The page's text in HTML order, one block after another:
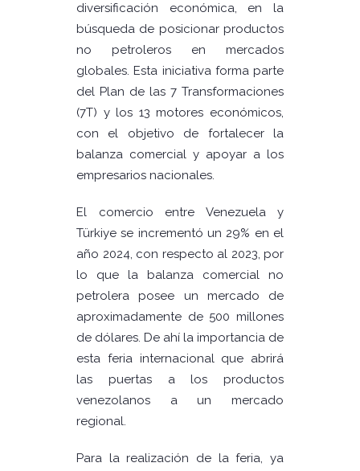
diversificación económica, en la
búsqueda de posicionar productos
no petroleros en mercados
globales. Esta iniciativa forma parte
del Plan de las 7 Transformaciones
(7T) y los 13 motores económicos,
con el objetivo de fortalecer la
balanza comercial y apoyar a los
empresarios nacionales.
El comercio entre Venezuela y
Türkiye se incrementó un 29% en el
año 2024, con respecto al 2023, por
lo que la balanza comercial no
petrolera posee un mercado de
aproximadamente de 500 millones
de dólares. De ahí la importancia de
esta feria internacional que abrirá
las puertas a los productos
venezolanos a un mercado
regional.
Para la realización de la feria, ya